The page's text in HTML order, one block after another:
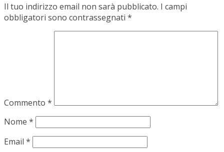
Il tuo indirizzo email non sarà pubblicato. I campi
obbligatori sono contrassegnati *
Commento *
Nome *
Email *